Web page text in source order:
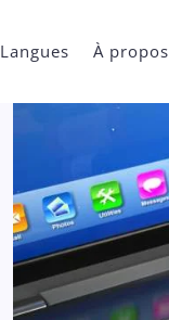
Langues À propos